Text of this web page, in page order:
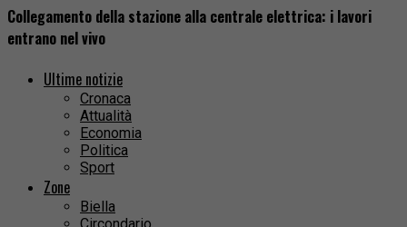
Collegamento della stazione alla centrale elettrica: i lavori
entrano nel vivo
Ultime notizie
Cronaca
Attualità
Economia
Politica
Sport
Zone
Biella